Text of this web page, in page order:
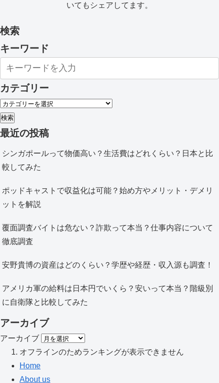
いてもシェアしてます。
検索
キーワード
カテゴリー
検索
最近の投稿
シンガポールって物価高い？生活費はどれくらい？日本と比
較してみた
ポッドキャストで収益化は可能？始め方やメリット・デメリ
ットを解説
覆面調査バイトは危ない？詐欺って本当？仕事内容について
徹底調査
安野貴博の資産はどのくらい？学歴や経歴・収入源も調査！
アメリカ軍の給料は日本円でいくら？安いって本当？階級別
に自衛隊と比較してみた
アーカイブ
アーカイブ
オフラインのためランキングが表示できません
Home
About us